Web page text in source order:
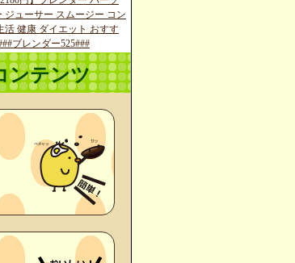
ジューサー スムージー コン
活 健康 ダイエット おすす
ブレンダー525###
ンテンツ